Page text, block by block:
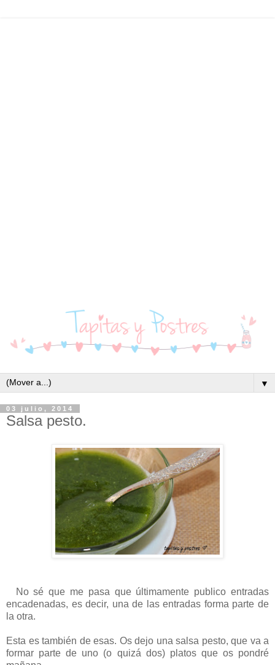
▼
03 julio, 2014
Salsa pesto.
No sé que me pasa que últimamente publico entradas
encadenadas, es decir, una de las entradas forma parte de
la otra.
Esta es también de esas. Os dejo una salsa pesto, que va a
formar parte de uno (o quizá dos) platos que os pondré